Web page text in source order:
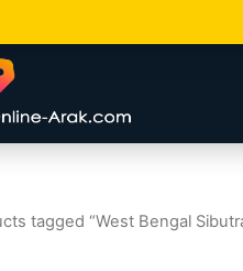
tagged “West Bengal